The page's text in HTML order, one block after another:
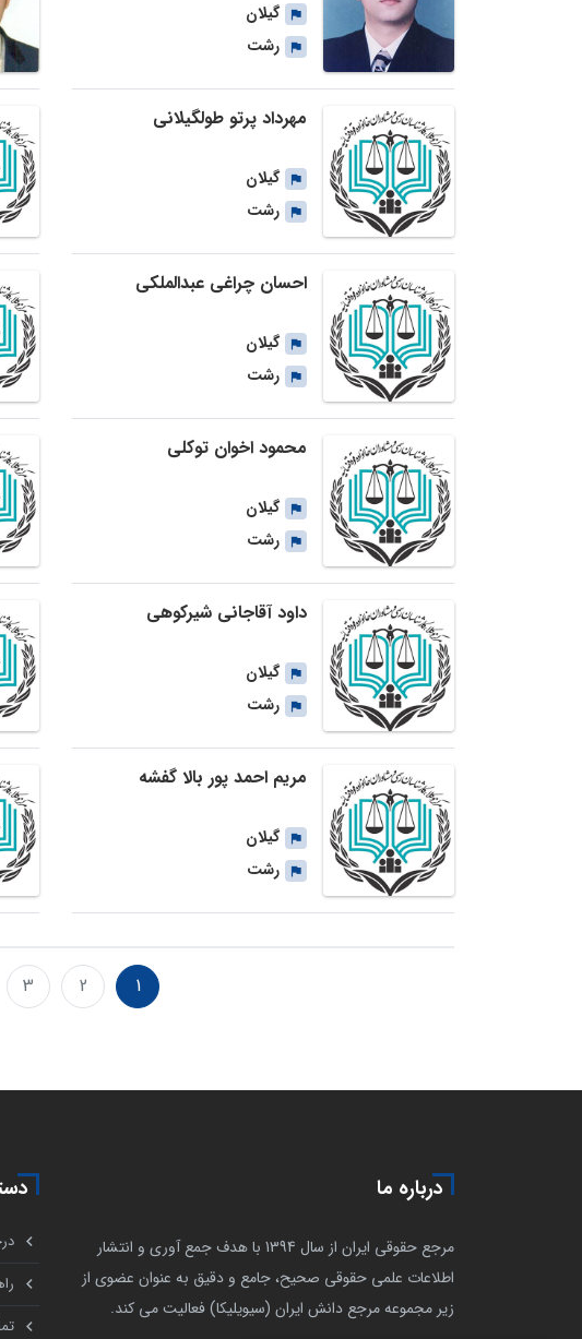
گیلان
رشت
مهرداد پرتو طولگیلانی
گیلان
رشت
احسان چراغی عبدالملکی
گیلان
رشت
محمود اخوان توکلی
گیلان
رشت
داود آقاجانی شیرکوهی
گیلان
رشت
مریم احمد پور بالا گفشه
گیلان
رشت
1
2
3
درباره ما
مرجع حقوقی ایران از سال 1394 با هدف جمع آوری و انتشار
اطلاعات علمی حقوقی صحیح، جامع و دقیق به عنوان عضوی از
زیر مجموعه مرجع دانش ایران (سیویلیکا) فعالیت می کند.